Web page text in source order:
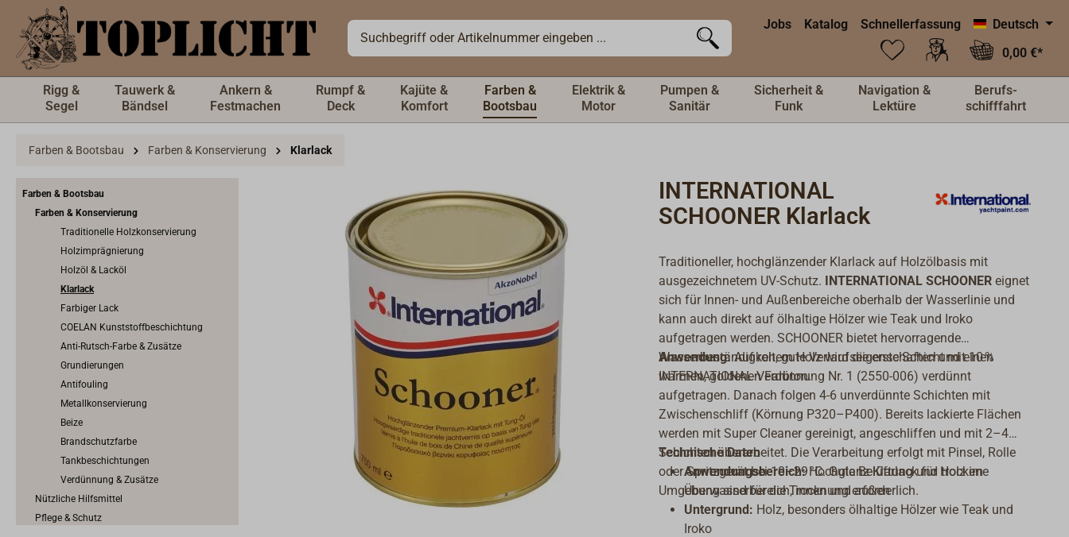
springen Jobs Katalog Schnellerfassung
Deutsch
0,00 €*
Rigg &
Segel
Tauwerk &
Bändsel
Ankern &
Festmachen
Rumpf &
Deck
Kajüte &
Komfort
Farben &
Bootsbau
Elektrik &
Motor
Pumpen &
Sanitär
Sicherheit &
Funk
Navigation &
Lektüre
Berufs-
schifffahrt
Farben & Bootsbau Farben & Konservierung Klarlack
Farben & Bootsbau
Farben & Konservierung
Traditionelle Holzkonservierung
Holzimprägnierung
Holzöl & Lacköl
Klarlack
Farbiger Lack
COELAN Kunststoffbeschichtung
Anti-Rutsch-Farbe & Zusätze
Grundierungen
Antifouling
Metallkonservierung
Beize
Brandschutzfarbe
Tankbeschichtungen
Verdünnung & Zusätze
Nützliche Hilfsmittel
Pflege & Schutz
INTERNATIONAL
SCHOONER Klarlack
Traditioneller, hochglänzender Klarlack auf Holzölbasis mit
ausgezeichnetem UV-Schutz. INTERNATIONAL SCHOONER eignet
sich für Innen- und Außenbereiche oberhalb der Wasserlinie und
kann auch direkt auf ölhaltige Hölzer wie Teak und Iroko
aufgetragen werden. SCHOONER bietet hervorragende
Wasserbeständigkeit, gute Verlaufseigenschaften und einen
warmen, goldenen Farbton.
Anwendung:Auf rohem Holz wird die erste Schicht mit 10 %
INTERNATIONAL Verdünnung Nr. 1 (2550-006) verdünnt
aufgetragen. Danach folgen 4-6 unverdünnte Schichten mit
Zwischenschliff (Körnung P320–P400). Bereits lackierte Flächen
werden mit Super Cleaner gereinigt, angeschliffen und mit 2–4
Schichten überarbeitet. Die Verarbeitung erfolgt mit Pinsel, Rolle
oder Spritzgerät bei 10–29 °C. Gute Belüftung und trockene
Umgebung sind für die Trocknung erforderlich.
Technische Daten
Anwendungsbereich:Hochglanz-Klarlack für Holz im
Überwasserbereich, innen und außen
Untergrund: Holz, besonders ölhaltige Hölzer wie Teak und
Iroko